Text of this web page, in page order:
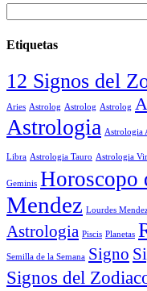
Etiquetas
12 Signos del
Aries Astrolog Astrolog Astrolog
Astrologia Astrologia
Libra Astrologia Tauro Astrologia
Geminis Horoscopo
Mendez Lourdes
Astrologia Piscis Planetas
Semilla de la Semana Signo
Signos del